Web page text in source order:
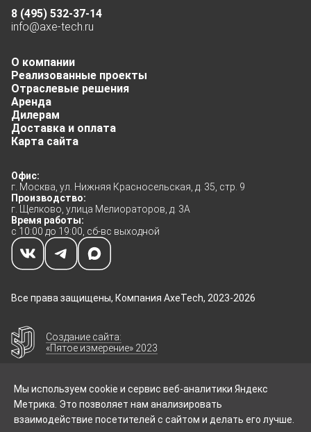
О компании
Реализованные проекты
Отраслевые решения
Аренда
Дилерам
Доставка и оплата
Карта сайта
Офис:
г. Москва, ул. Нижняя Красносельская, д. 35, стр. 9
Производство:
г. Щелково, улица Мелиораторов, д. 3А
Время работы:
с 10:00 до 19:00, сб-вс выходной
8 (495) 532-37-14
info@axe-tech.ru
Все права защищены, Компания AxeTech, 2023-2026
Создание сайта:
«Пятое измерение» 2023
Мы используем cookie и сервис веб-аналитики Яндекс
Метрика. Это позволяет нам анализировать
взаимодействие посетителей с сайтом и делать его лучше.